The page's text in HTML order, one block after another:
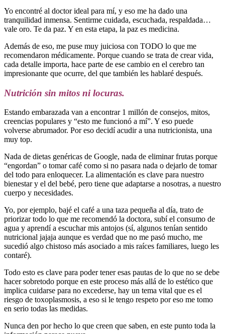
Yo encontré al doctor ideal para mí, y eso me ha dado una
tranquilidad inmensa. Sentirme cuidada, escuchada, respaldada…
vale oro. Te da paz. Y en esta etapa, la paz es medicina.
Además de eso, me puse muy juiciosa con TODO lo que me
recomendaron médicamente. Porque cuando se trata de crear vida,
cada detalle importa, hace parte de ese cambio en el cerebro tan
impresionante que ocurre, del que también les hablaré después.
Nutrición sin mitos ni locuras.
Estando embarazada van a encontrar 1 millón de consejos, mitos,
creencias populares y “esto me funcionó a mí”. Y eso puede
volverse abrumador. Por eso decidí acudir a una nutricionista, una
muy top.
Nada de dietas genéricas de Google, nada de eliminar frutas porque
“engordan” o tomar café como si no pasara nada o dejarlo de tomar
del todo para enloquecer. La alimentación es clave para nuestro
bienestar y el del bebé, pero tiene que adaptarse a nosotras, a nuestro
cuerpo y necesidades.
Yo, por ejemplo, bajé el café a una taza pequeña al día, trato de
priorizar todo lo que me recomendó la doctora, subí el consumo de
agua y aprendí a escuchar mis antojos (sí, algunos tenían sentido
nutricional jajaja aunque es verdad que no me pasó mucho, me
sucedió algo chistoso más asociado a mis raíces familiares, luego les
contaré).
Todo esto es clave para poder tener esas pautas de lo que no se debe
hacer sobretodo porque en este proceso más allá de lo estético que
implica cuidarse para no excederse, hay un tema vital que es el
riesgo de toxoplasmosis, a eso si le tengo respeto por eso me tomo
en serio todas las medidas.
Nunca den por hecho lo que creen que saben, en este punto toda la